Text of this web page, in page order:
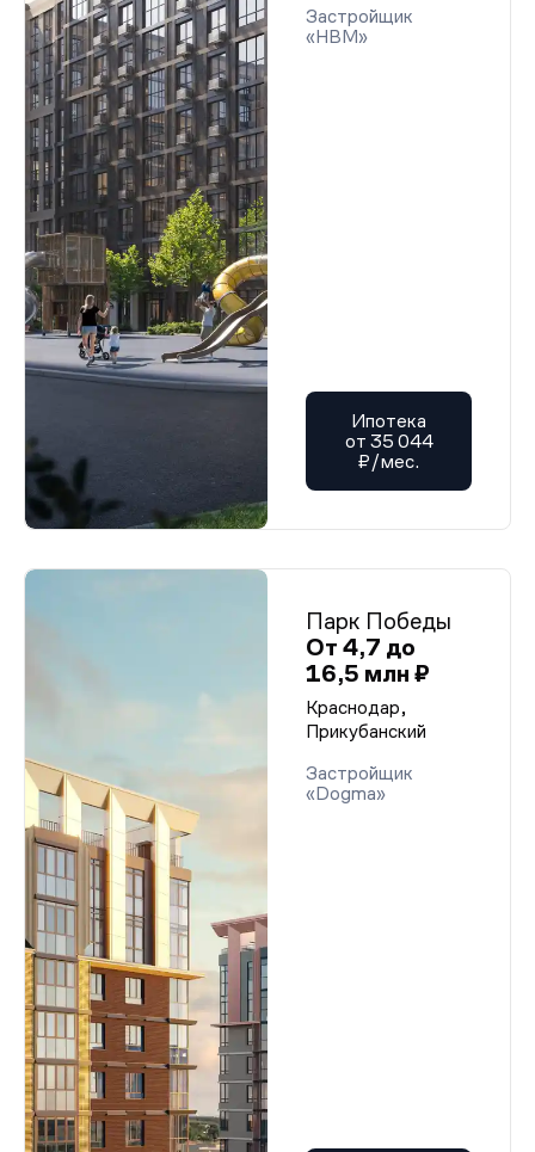
Застройщик
«НВМ»
Ипотека
от 35 044
₽/мес.
Парк Победы
От 4,7 до
16,5 млн ₽
Краснодар,
Прикубанский
Застройщик
«Dogma»